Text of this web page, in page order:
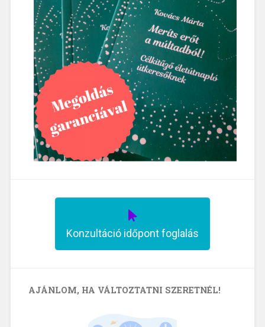
Konzultáció időpont foglalás
AJÁNLOM, HA VÁLTOZTATNI SZERETNÉL!